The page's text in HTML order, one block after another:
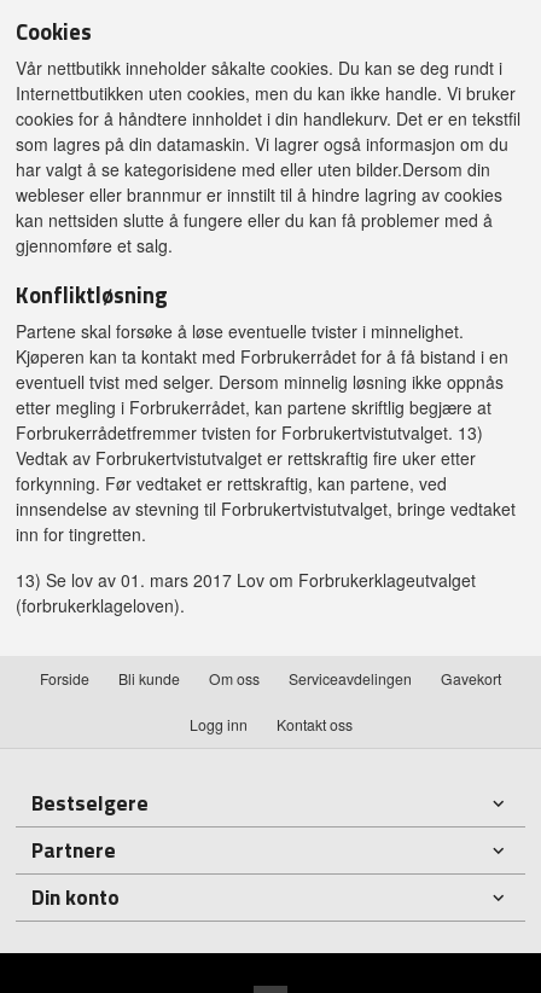
Cookies
Vår nettbutikk inneholder såkalte cookies. Du kan se deg rundt i
Internettbutikken uten cookies, men du kan ikke handle. Vi bruker
cookies for å håndtere innholdet i din handlekurv. Det er en tekstfil
som lagres på din datamaskin. Vi lagrer også informasjon om du
har valgt å se kategorisidene med eller uten bilder.Dersom din
webleser eller brannmur er innstilt til å hindre lagring av cookies
kan nettsiden slutte å fungere eller du kan få problemer med å
gjennomføre et salg.
Konfliktløsning
Partene skal forsøke å løse eventuelle tvister i minnelighet.
Kjøperen kan ta kontakt med Forbrukerrådet for å få bistand i en
eventuell tvist med selger. Dersom minnelig løsning ikke oppnås
etter megling i Forbrukerrådet, kan partene skriftlig begjære at
Forbrukerrådetfremmer tvisten for Forbrukertvistutvalget. 13)
Vedtak av Forbrukertvistutvalget er rettskraftig fire uker etter
forkynning. Før vedtaket er rettskraftig, kan partene, ved
innsendelse av stevning til Forbrukertvistutvalget, bringe vedtaket
inn for tingretten.
13) Se lov av 01. mars 2017 Lov om Forbrukerklageutvalget
(forbrukerklageloven).
Forside Bli kunde Om oss Serviceavdelingen Gavekort
Logg inn Kontakt oss
Bestselgere
Partnere
Din konto